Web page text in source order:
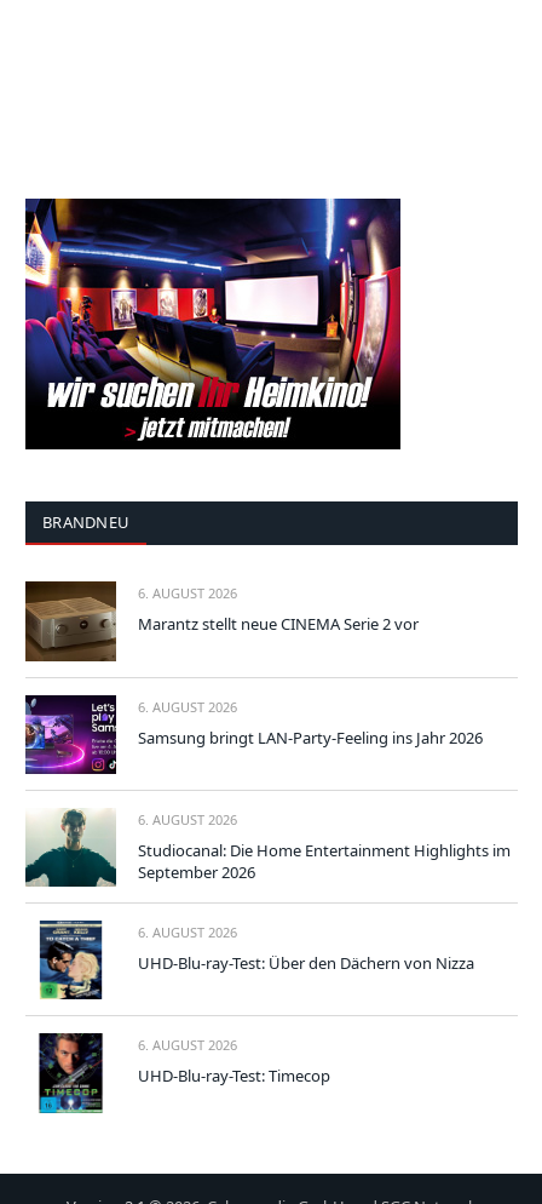
BRANDNEU
6. AUGUST 2026
Marantz stellt neue CINEMA Serie 2 vor
6. AUGUST 2026
Samsung bringt LAN-Party-Feeling ins Jahr 2026
6. AUGUST 2026
Studiocanal: Die Home Entertainment Highlights im
September 2026
6. AUGUST 2026
UHD-Blu-ray-Test: Über den Dächern von Nizza
6. AUGUST 2026
UHD-Blu-ray-Test: Timecop